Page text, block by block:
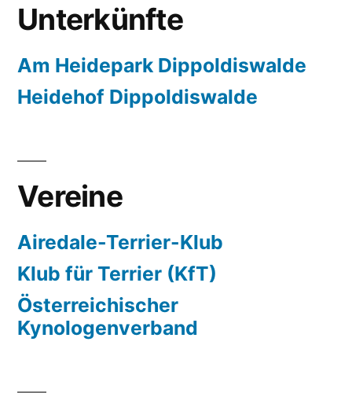
Unterkünfte
Am Heidepark Dippoldiswalde
Heidehof Dippoldiswalde
Vereine
Airedale-Terrier-Klub
Klub für Terrier (KfT)
Österreichischer
Kynologenverband